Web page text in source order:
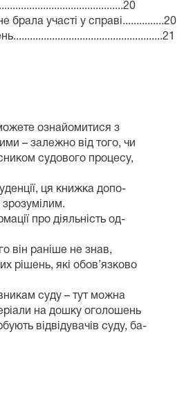
брала участі у справі...............20
ознайомитися з
– залежно від того, чи
судового процесу,
ця книжка допо-
про діяльність од-
він раніше не знав,
рішень, які обов’язково
суду – тут можна
на дошку оголошень
відвідувачів суду, ба-